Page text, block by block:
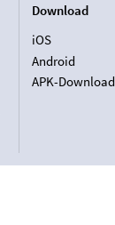
Download
iOS
Android
APK-Download